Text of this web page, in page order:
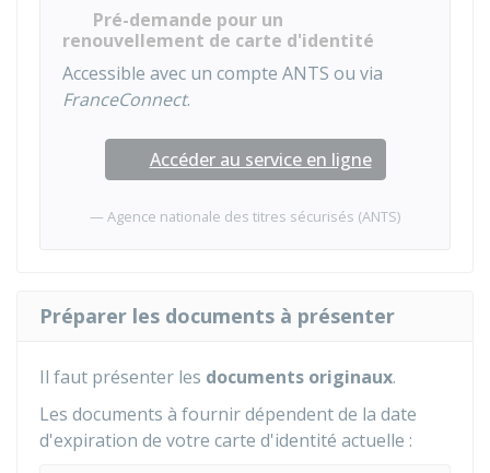
Pré-demande pour un
renouvellement de carte d'identité
Accessible avec un compte ANTS ou via
FranceConnect.
Accéder au service en ligne
Agence nationale des titres sécurisés (ANTS)
Préparer les documents à présenter
Il faut présenter les documents originaux.
Les documents à fournir dépendent de la date
d'expiration de votre carte d'identité actuelle :